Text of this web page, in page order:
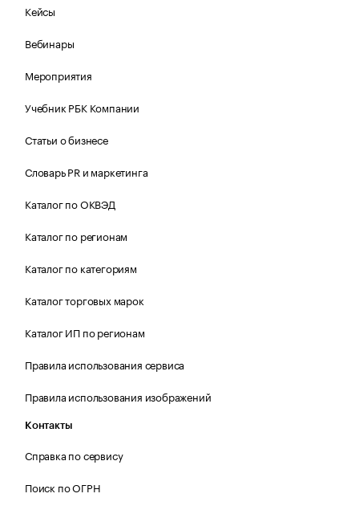
Кейсы
Вебинары
Мероприятия
Учебник РБК Компании
Статьи о бизнесе
Словарь PR и маркетинга
Каталог по ОКВЭД
Каталог по регионам
Каталог по категориям
Каталог торговых марок
Каталог ИП по регионам
Правила использования сервиса
Правила использования изображений
Контакты
Справка по сервису
Поиск по ОГРН